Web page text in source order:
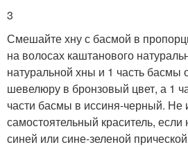
3
Смешайте хну с басмой в
на волосах каштанового
натуральной хны и 1 часть басмы
шевелюру в бронзовый цвет, а 1
части басмы в иссиня-черный. Не
самостоятельный краситель, если
синей или сине-зеленой